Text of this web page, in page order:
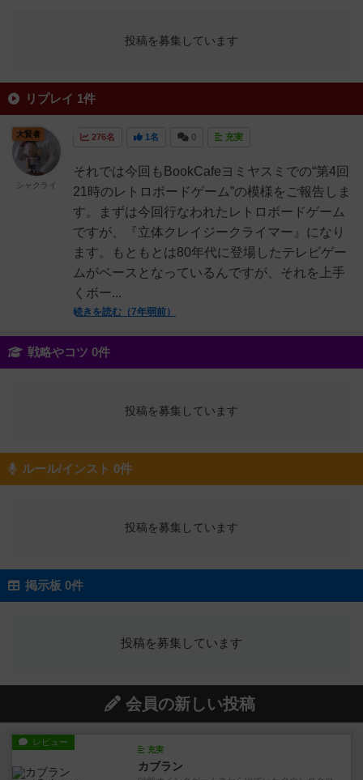
投稿を募集しています
リプレイ 1件
276名 1名 0 充実
それでは今回もBookCafeヨミヤスミでの“第4回
21時のレトロボードゲーム”の模様をご報告しま
す。まずは今回行なわれたレトロボードゲーム
ですが、『立体クレイジークライマー』になり
ます。もともとは80年代に登場したテレビゲー
ムがベースとなっているんですが、それを上手
くボー...
続きを読む（7年弱前）
大賢者
シャクライ
戦略やコツ 0件
投稿を募集しています
ルール/インスト 0件
投稿を募集しています
掲示板 0件
投稿を募集しています
会員の新しい投稿
レビュー
充実
カブラン